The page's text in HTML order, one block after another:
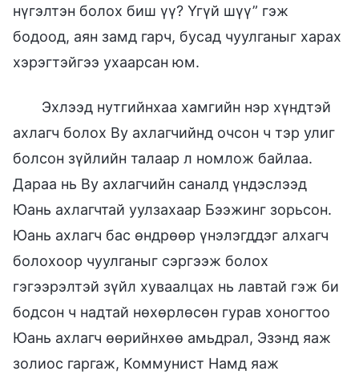
нүгэлтэн болох биш үү? Үгүй шүү” гэж
бодоод, аян замд гарч, бусад чуулганыг харах
хэрэгтэйгээ ухаарсан юм.
Эхлээд нутгийнхаа хамгийн нэр хүндтэй
ахлагч болох Ву ахлагчийнд очсон ч тэр улиг
болсон зүйлийн талаар л номлож байлаа.
Дараа нь Ву ахлагчийн саналд үндэслээд
Юань ахлагчтай уулзахаар Бээжинг зорьсон.
Юань ахлагч бас өндрөөр үнэлэгддэг алхагч
болохоор чуулганыг сэргээж болох
гэгээрэлтэй зүйл хуваалцах нь лавтай гэж би
бодсон ч надтай нөхөрлөсөн гурав хоногтоо
Юань ахлагч өөрийнхөө амьдрал, Эзэнд яаж
золиос гаргаж, Коммунист Намд яаж